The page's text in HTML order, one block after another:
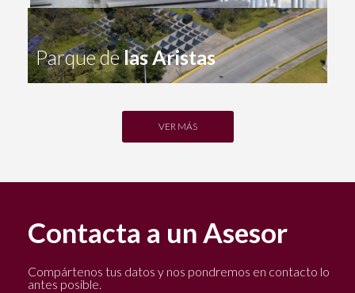
Parque delas Aristas
VER MÁS
Contacta a un Asesor
Compártenos tus datos y nos pondremos en contacto lo
antes posible.